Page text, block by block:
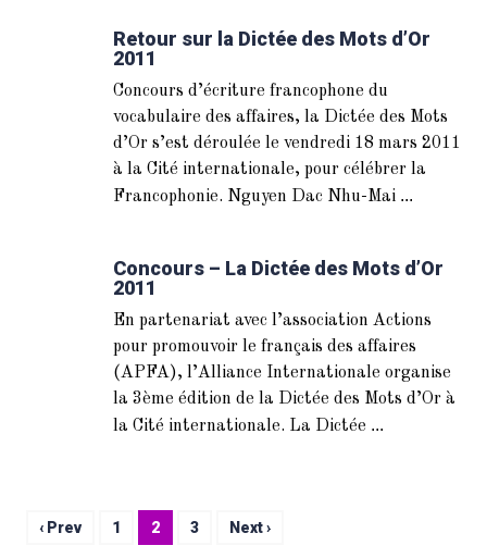
Retour sur la Dictée des Mots d’Or
2011
Concours d’écriture francophone du
vocabulaire des affaires, la Dictée des Mots
d’Or s’est déroulée le vendredi 18 mars 2011
à la Cité internationale, pour célébrer la
Francophonie. Nguyen Dac Nhu-Mai ...
Concours – La Dictée des Mots d’Or
2011
En partenariat avec l’association Actions
pour promouvoir le français des affaires
(APFA), l’Alliance Internationale organise
la 3ème édition de la Dictée des Mots d’Or à
la Cité internationale. La Dictée ...
‹ Prev 1 2 3 Next ›